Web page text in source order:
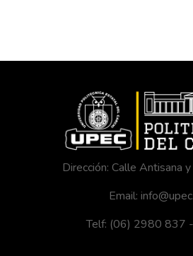
Dirección: Calle Antisana
Email:
Telf: (06) 2980 837